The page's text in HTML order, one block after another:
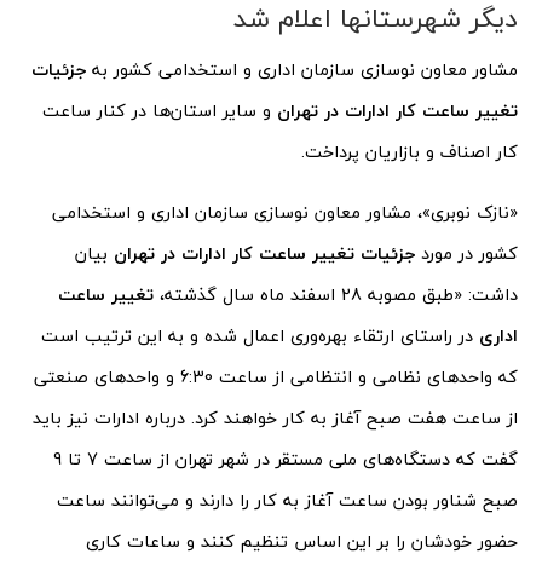
دیگر شهرستانها اعلام شد
مشاور معاون نوسازی سازمان اداری و استخدامی کشور به جزئیات
تغییر ساعت کار ادارات در تهران و سایر استان‌ها در کنار ساعت
کار اصناف و بازاریان پرداخت.
«نازک نوبری»، مشاور معاون نوسازی سازمان اداری و استخدامی
کشور در مورد جزئیات تغییر ساعت کار ادارات در تهران بیان
داشت: «طبق مصوبه 28 اسفند ماه سال گذشته،
تغییر ساعت
اداری در راستای ارتقاء بهره‌وری اعمال شده و به این ترتیب است
که واحدهای نظامی و انتظامی از ساعت 6:30 و واحدهای صنعتی
از ساعت هفت صبح آغاز به کار خواهند کرد. درباره ادارات نیز باید
گفت که دستگاه‌های ملی مستقر در شهر تهران از ساعت 7 تا 9
صبح شناور بودن ساعت آغاز به کار را دارند و می‌توانند ساعت
حضور خودشان را بر این اساس تنظیم کنند و ساعات کاری